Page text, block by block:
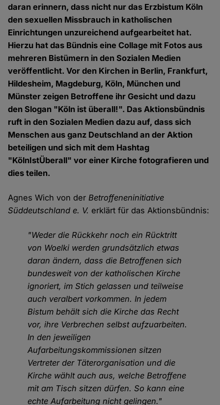
daran erinnern, dass nicht nur das Erzbistum Köln
den sexuellen Missbrauch in katholischen
Einrichtungen unzureichend aufgearbeitet hat.
Hierzu hat das Bündnis eine Collage mit Fotos aus
mehreren Bistümern in den Sozialen Medien
veröffentlicht. Vor den Kirchen in Berlin, Frankfurt,
Hildesheim, Magdeburg, Köln, München und
Münster zeigen Betroffene ihr Gesicht und dazu
den Slogan "Köln ist überall!". Das Aktionsbündnis
ruft in den Sozialen Medien dazu auf, dass sich
Menschen aus ganz Deutschland an der Aktion
beteiligen und sich mit dem Hashtag
"KölnIstÜberall" vor einer Kirche fotografieren und
dies teilen.
Agnes Wich von derBetroffeneninitiative
Süddeutschland e. V. erklärt für das Aktionsbündnis:
"Weder die Rückkehr noch ein Rücktritt
von Woelki werden grundsätzlich etwas
daran ändern, dass die Betroffenen sich
bundesweit von der katholischen Kirche
ignoriert, im Stich gelassen und teilweise
auch veralbert vorkommen. In jedem
Bistum behält sich die Kirche das Recht
vor, ihre Verbrechen selbst aufzuarbeiten.
In den jeweiligen
Aufarbeitungskommissionen sitzen
Vertreter der Täterorganisation und die
Kirche wählt auch aus, welche Betroffene
mit am Tisch sitzen dürfen. So kann eine
echte Aufarbeitung nicht gelingen."